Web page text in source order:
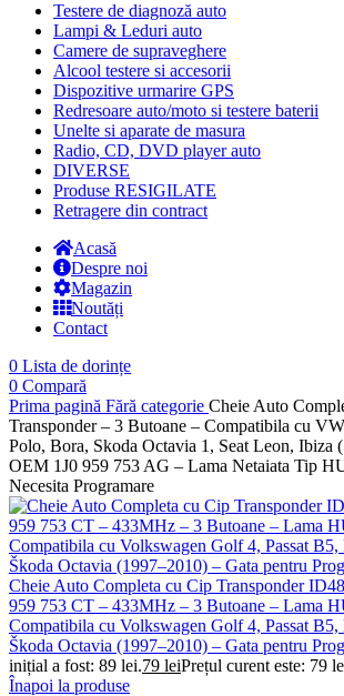
Testere de diagnoză auto
Lampi & Leduri auto
Camere de supraveghere
Alcool testere si accesorii
Dispozitive urmarire GPS
Redresoare auto/moto si testere baterii
Unelte si aparate de masura
Radio, CD, DVD player auto
DIVERSE
Produse RESIGILATE
Retragere din contract
Acasă
Despre noi
Magazin
Noutăți
Contact
0 Lista de dorințe
0 Compară
Prima pagină Fără categorie Cheie Auto
Transponder – 3 Butoane – Compatibila cu
Polo, Bora, Skoda Octavia 1, Seat Leon, Ibiza
OEM 1J0 959 753 AG – Lama Netaiata Tip
Necesita Programare
Cheie Auto Completa cu Cip Transponder
959 753 CT – 433MHz – 3 Butoane – Lama
Compatibila cu Volkswagen Golf 4, Passat
Škoda Octavia (1997–2010) – Gata pentru
inițial a fost: 89 lei.79 leiPrețul curent este: 79
Înapoi la produse